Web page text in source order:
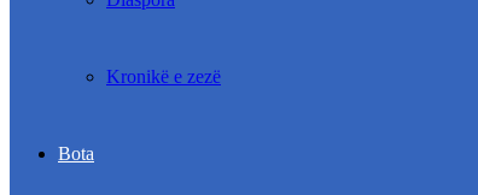
Kronikë e zezë
Bota